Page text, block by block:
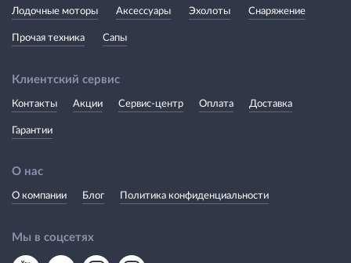
Лодочные моторы Аксессуары Эхолоты Снаряжение
Прочая техника Сапы
Клиентский сервис
Контакты Акции Сервис-центр Оплата Доставка
Гарантии
О нас
О компании Блог Политика конфиденциальности
Мы в соцсетях